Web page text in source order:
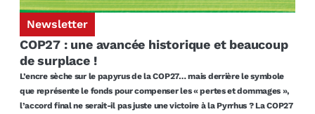
Newsletter
COP27 : une avancée historique et beaucoup
de surplace !
L’encre sèche sur le papyrus de la COP27… mais derrière le symbole
que représente le fonds pour compenser les « pertes et dommages »,
l’accord final ne serait-il pas juste une victoire à la Pyrrhus ? La COP27